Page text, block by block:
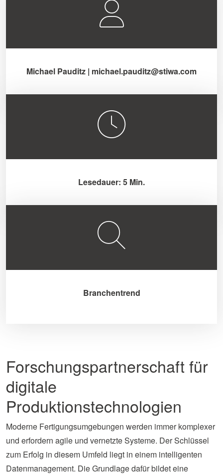
Michael Pauditz | michael.pauditz@stiwa.com
Lesedauer: 5 Min.
Branchentrend
Forschungspartnerschaft für
digitale
Produktionstechnologien
Moderne Fertigungsumgebungen werden immer komplexer
und erfordern agile und vernetzte Systeme. Der Schlüssel
zum Erfolg in diesem Umfeld liegt in einem intelligenten
Datenmanagement. Die Grundlage dafür bildet eine